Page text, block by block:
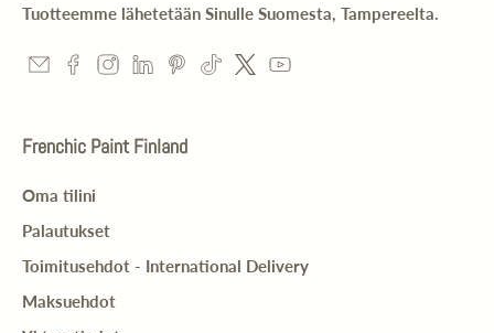
Tuotteemme lähetetään Sinulle Suomesta, Tampereelta.
Frenchic Paint Finland
Oma tilini
Palautukset
Toimitusehdot - International Delivery
Maksuehdot